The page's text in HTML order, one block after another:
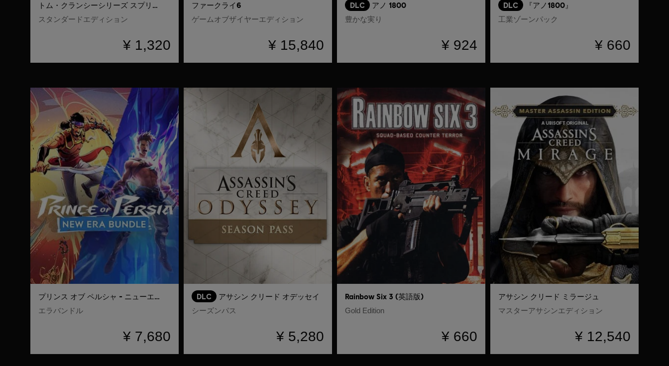
トム・クランシーシリーズ スプリンターセル 二重スパイ
スタンダードエディション
¥ 1,320
ファークライ6
ゲームオブザイヤーエディション
¥ 15,840
DLC アノ 1800
豊かな実り
¥ 924
DLC 『アノ1800』
工業ゾーンパック
¥ 660
プリンス オブ ペルシャ - ニューエラバンドル
エラバンドル
¥ 7,680
DLC アサシン クリード オデッセイ
シーズンパス
¥ 5,280
Rainbow Six 3 (英語版)
Gold Edition
¥ 660
アサシン クリード ミラージュ
マスターアサシンエディション
¥ 12,540